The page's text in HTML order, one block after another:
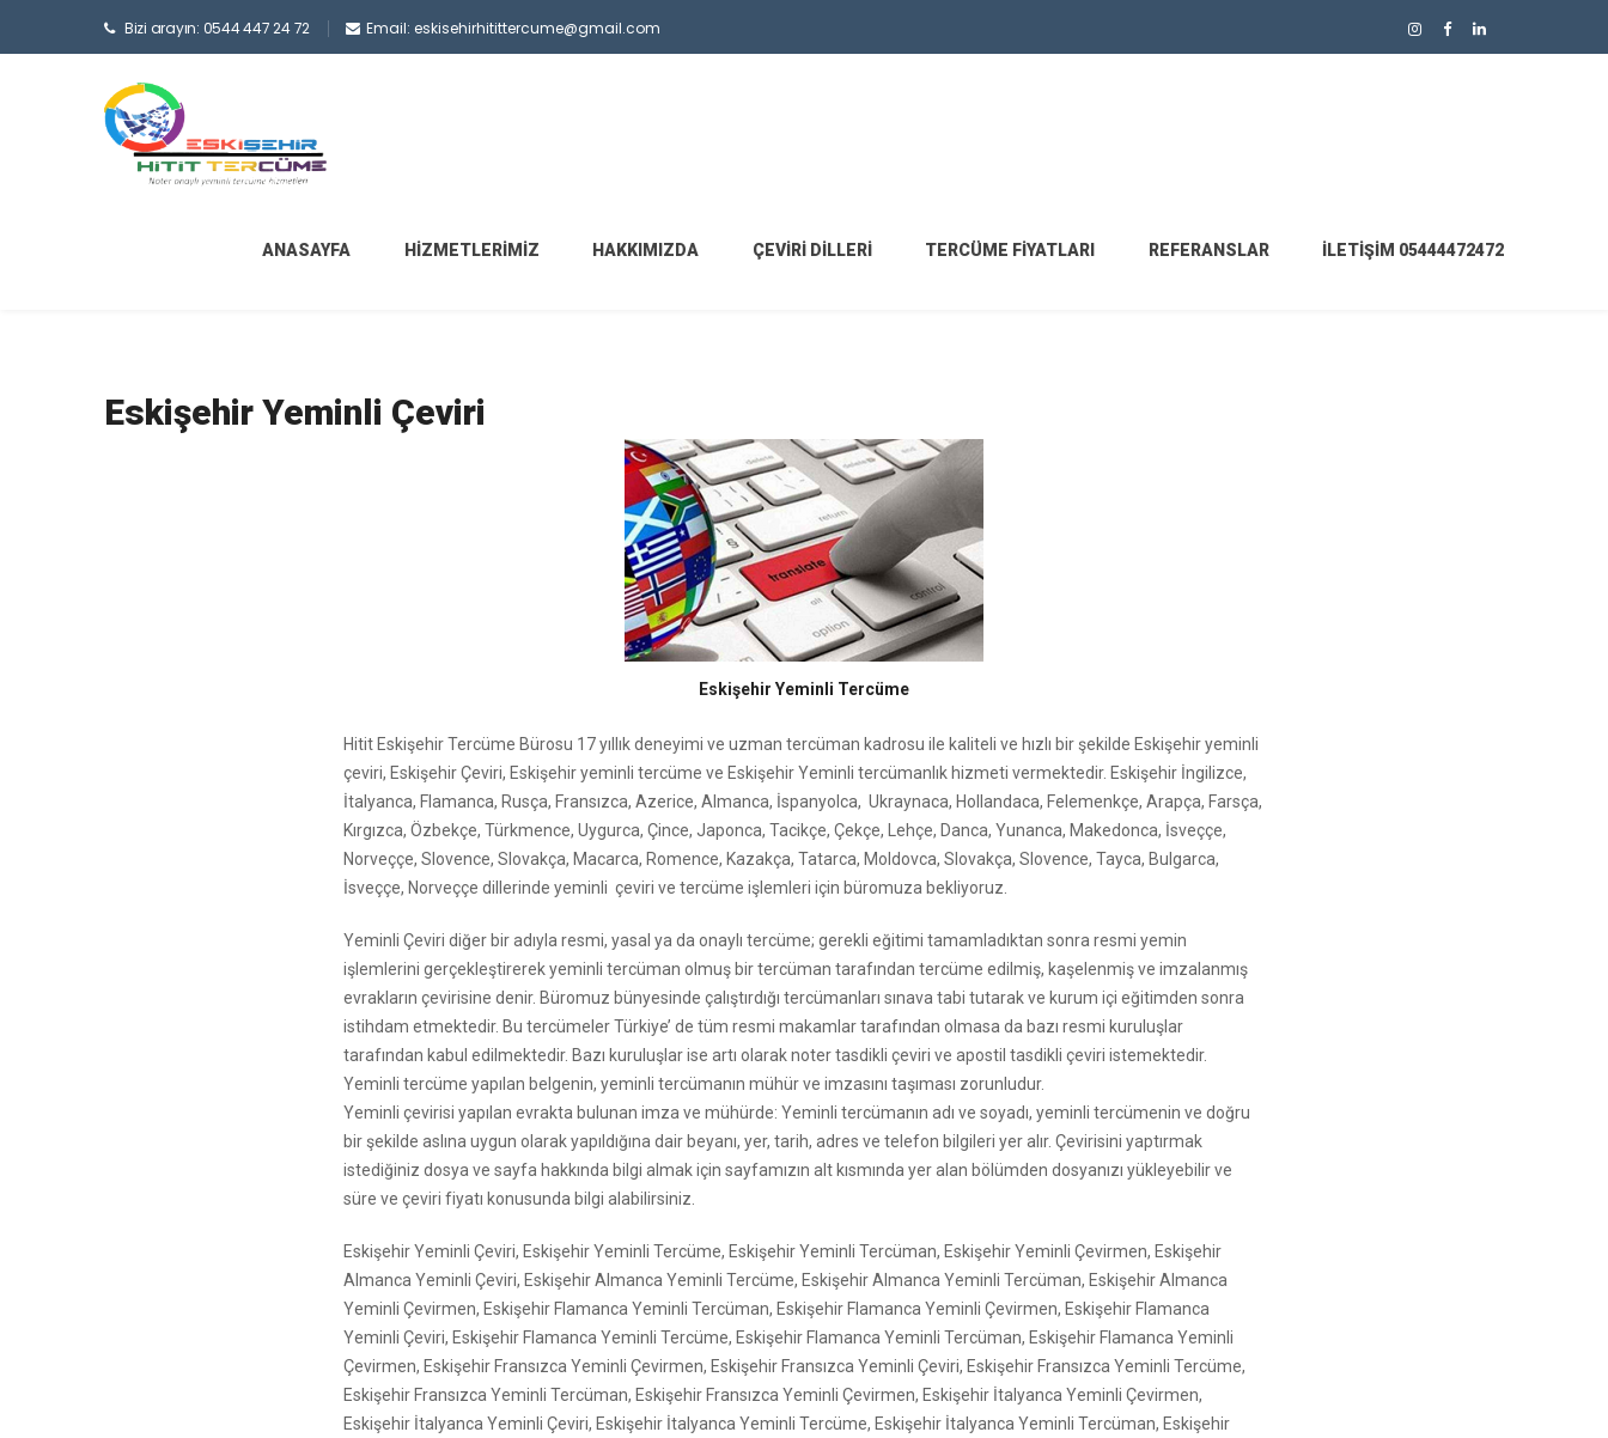
Bizi arayın: 0544 447 24 72 Email: eskisehirhitittercume@gmail.com
ANASAYFA HIZMETLERIMIZ HAKKIMIZDA ÇEVIRI DILLERI TERCÜME FIYATLARI REFERANSLAR İLETIŞIM 05444472472
Eskişehir Yeminli Çeviri
Eskişehir Yeminli Tercüme
Hitit Eskişehir Tercüme Bürosu 17 yıllık deneyimi ve uzman tercüman kadrosu ile kaliteli ve hızlı bir şekilde Eskişehir yeminli
çeviri, Eskişehir Çeviri, Eskişehir yeminli tercüme ve Eskişehir Yeminli tercümanlık hizmeti vermektedir. Eskişehir İngilizce,
İtalyanca, Flamanca, Rusça, Fransızca, Azerice, Almanca, İspanyolca, Ukraynaca, Hollandaca, Felemenkçe, Arapça, Farsça,
Kırgızca, Özbekçe, Türkmence, Uygurca, Çince, Japonca, Tacikçe, Çekçe, Lehçe, Danca, Yunanca, Makedonca, İsveççe,
Norveççe, Slovence, Slovakça, Macarca, Romence, Kazakça, Tatarca, Moldovca, Slovakça, Slovence, Tayca, Bulgarca,
İsveççe, Norveççe dillerinde yeminli çeviri ve tercüme işlemleri için büromuza bekliyoruz.
Yeminli Çeviri diğer bir adıyla resmi, yasal ya da onaylı tercüme; gerekli eğitimi tamamladıktan sonra resmi yemin
işlemlerini gerçekleştirerek yeminli tercüman olmuş bir tercüman tarafından tercüme edilmiş, kaşelenmiş ve imzalanmış
evrakların çevirisine denir. Büromuz bünyesinde çalıştırdığı tercümanları sınava tabi tutarak ve kurum içi eğitimden sonra
istihdam etmektedir. Bu tercümeler Türkiye’ de tüm resmi makamlar tarafından olmasa da bazı resmi kuruluşlar
tarafından kabul edilmektedir. Bazı kuruluşlar ise artı olarak noter tasdikli çeviri ve apostil tasdikli çeviri istemektedir.
Yeminli tercüme yapılan belgenin, yeminli tercümanın mühür ve imzasını taşıması zorunludur.
Yeminli çevirisi yapılan evrakta bulunan imza ve mühürde: Yeminli tercümanın adı ve soyadı, yeminli tercümenin ve doğru
bir şekilde aslına uygun olarak yapıldığına dair beyanı, yer, tarih, adres ve telefon bilgileri yer alır. Çevirisini yaptırmak
istediğiniz dosya ve sayfa hakkında bilgi almak için sayfamızın alt kısmında yer alan bölümden dosyanızı yükleyebilir ve
süre ve çeviri fiyatı konusunda bilgi alabilirsiniz.
Eskişehir Yeminli Çeviri, Eskişehir Yeminli Tercüme, Eskişehir Yeminli Tercüman, Eskişehir Yeminli Çevirmen, Eskişehir
Almanca Yeminli Çeviri, Eskişehir Almanca Yeminli Tercüme, Eskişehir Almanca Yeminli Tercüman, Eskişehir Almanca
Yeminli Çevirmen, Eskişehir Flamanca Yeminli Tercüman, Eskişehir Flamanca Yeminli Çevirmen, Eskişehir Flamanca
Yeminli Çeviri, Eskişehir Flamanca Yeminli Tercüme, Eskişehir Flamanca Yeminli Tercüman, Eskişehir Flamanca Yeminli
Çevirmen, Eskişehir Fransızca Yeminli Çevirmen, Eskişehir Fransızca Yeminli Çeviri, Eskişehir Fransızca Yeminli Tercüme,
Eskişehir Fransızca Yeminli Tercüman, Eskişehir Fransızca Yeminli Çevirmen, Eskişehir İtalyanca Yeminli Çevirmen,
Eskişehir İtalyanca Yeminli Çeviri, Eskişehir İtalyanca Yeminli Tercüme, Eskişehir İtalyanca Yeminli Tercüman, Eskişehir